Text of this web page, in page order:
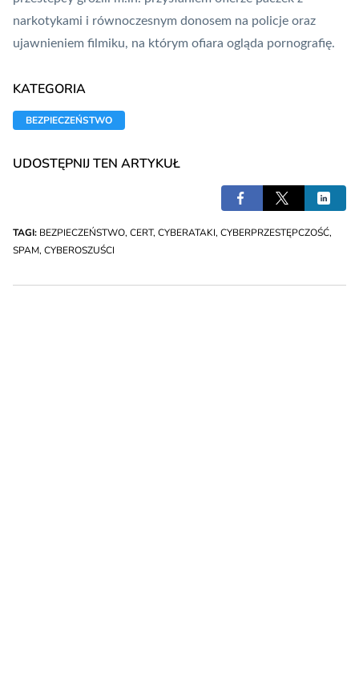
narkotykami i równoczesnym donosem na policje oraz
ujawnieniem filmiku, na którym ofiara ogląda pornografię.
KATEGORIA
BEZPIECZEŃSTWO
UDOSTĘPNIJ TEN ARTYKUŁ
TAGI: BEZPIECZEŃSTWO, CERT, CYBERATAKI, CYBERPRZESTĘPCZOŚĆ,
SPAM, CYBEROSZUŚCI